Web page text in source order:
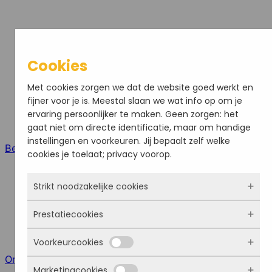
Bel ons
Online meeting
Cookies
Met cookies zorgen we dat de website goed werkt en
fijner voor je is. Meestal slaan we wat info op om je
ervaring persoonlijker te maken. Geen zorgen: het
gaat niet om directe identificatie, maar om handige
instellingen en voorkeuren. Jij bepaalt zelf welke
cookies je toelaat; privacy voorop.
Strikt noodzakelijke cookies
Deze cookies zorgen ervoor dat de website
überhaupt werkt. Ze zijn dus altijd actief en
kunnen niet worden uitgezet. Meestal worden ze
alleen geplaatst als jij iets doet, zoals inloggen,
Prestatiecookies
Met deze cookies zien we hoe vaak onze site
bezocht wordt, waar bezoekers vandaan komen
Voorkeurcookies